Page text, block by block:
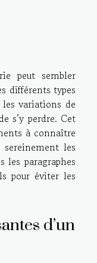
peut sembler
différents types
variations de
s’y perdre. Cet
à connaître
les
les paragraphes
pour éviter les
d’un